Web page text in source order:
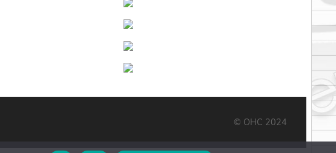
© OHC 2024